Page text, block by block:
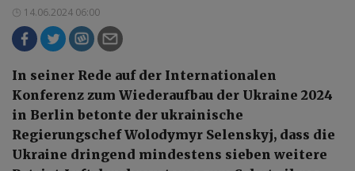
14.06.2024 06:00
In seiner Rede auf der Internationalen
Konferenz zum Wiederaufbau der Ukraine 2024
in Berlin betonte der ukrainische
Regierungschef Wolodymyr Selenskyj, dass die
Ukraine dringend mindestens sieben weitere